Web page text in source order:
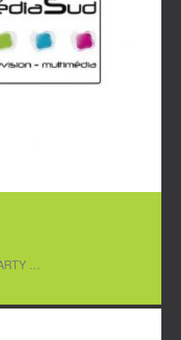
…